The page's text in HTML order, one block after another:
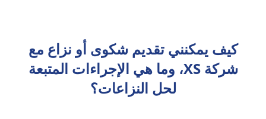
كيف يمكنني تقديم شكوى أو نزاع مع
شركة XS، وما هي الإجراءات المتبعة
لحل النزاعات؟